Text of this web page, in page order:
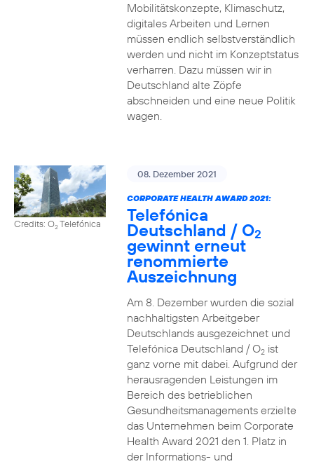
Mobilitätskonzepte, Klimaschutz,
digitales Arbeiten und Lernen
müssen endlich selbstverständlich
werden und nicht im Konzeptstatus
verharren. Dazu müssen wir in
Deutschland alte Zöpfe
abschneiden und eine neue Politik
wagen.
Credits: O2Telefónica
08. Dezember 2021
CORPORATE HEALTH AWARD 2021:
Telefónica
Deutschland / O2
gewinnt erneut
renommierte
Auszeichnung
Am 8. Dezember wurden die sozial
nachhaltigsten Arbeitgeber
Deutschlands ausgezeichnet und
Telefónica Deutschland / O2ist
ganz vorne mit dabei. Aufgrund der
herausragenden Leistungen im
Bereich des betrieblichen
Gesundheitsmanagements erzielte
das Unternehmen beim Corporate
Health Award 2021 den 1. Platz in
der Informations- und